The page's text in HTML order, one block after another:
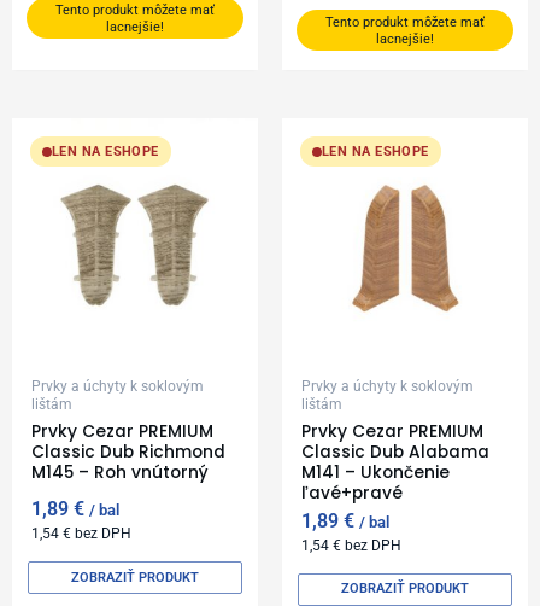
Tento produkt môžete mať
lacnejšie!
Tento produkt môžete mať
lacnejšie!
LEN NA ESHOPE
Prvky a úchyty k soklovým
lištám
Prvky Cezar PREMIUM
Classic Dub Richmond
M145 – Roh vnútorný
1,89€ bal
1,54€ bez DPH
ZOBRAZIŤ PRODUKT
LEN NA ESHOPE
Prvky a úchyty k soklovým
lištám
Prvky Cezar PREMIUM
Classic Dub Alabama
M141 – Ukončenie
ľavé+pravé
1,89€ bal
1,54€ bez DPH
ZOBRAZIŤ PRODUKT